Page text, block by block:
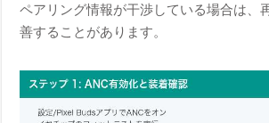
ペアリング情報が干渉している場合は、
善することがあります。